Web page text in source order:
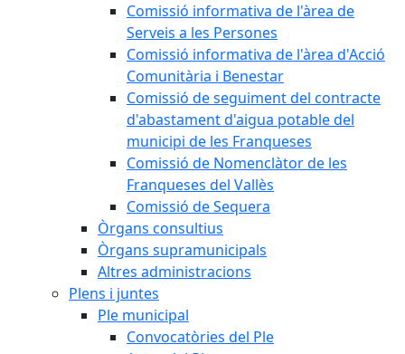
Comissió informativa de l'àrea de
Serveis a les Persones
Comissió informativa de l'àrea d'Acció
Comunitària i Benestar
Comissió de seguiment del contracte
d'abastament d'aigua potable del
municipi de les Franqueses
Comissió de Nomenclàtor de les
Franqueses del Vallès
Comissió de Sequera
Òrgans consultius
Òrgans supramunicipals
Altres administracions
Plens i juntes
Ple municipal
Convocatòries del Ple